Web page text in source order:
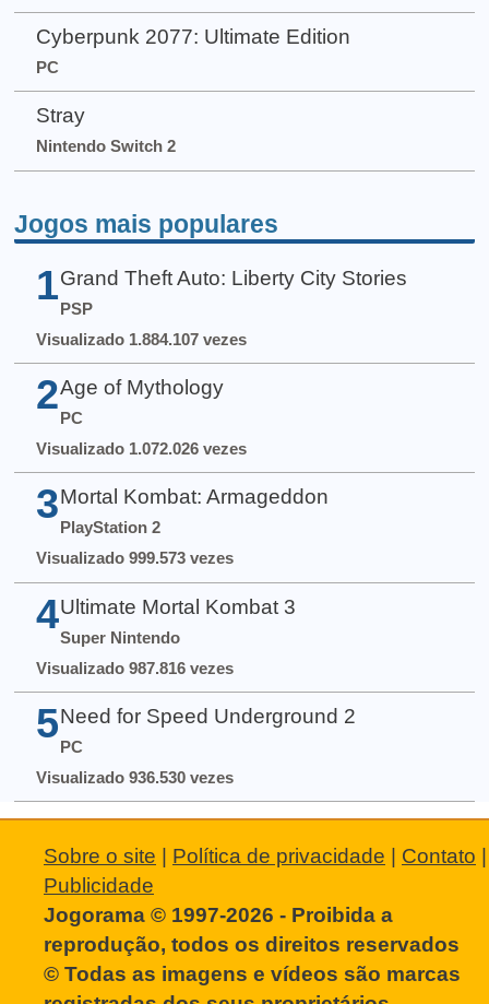
Cyberpunk 2077: Ultimate Edition
PC
Stray
Nintendo Switch 2
Jogos mais populares
1 Grand Theft Auto: Liberty City Stories
PSP
Visualizado 1.884.107 vezes
2 Age of Mythology
PC
Visualizado 1.072.026 vezes
3 Mortal Kombat: Armageddon
PlayStation 2
Visualizado 999.573 vezes
4 Ultimate Mortal Kombat 3
Super Nintendo
Visualizado 987.816 vezes
5 Need for Speed Underground 2
PC
Visualizado 936.530 vezes
Sobre o site Política de privacidade Contato
Publicidade
Jogorama © 1997-2026 - Proibida a
reprodução, todos os direitos reservados
© Todas as imagens e vídeos são marcas